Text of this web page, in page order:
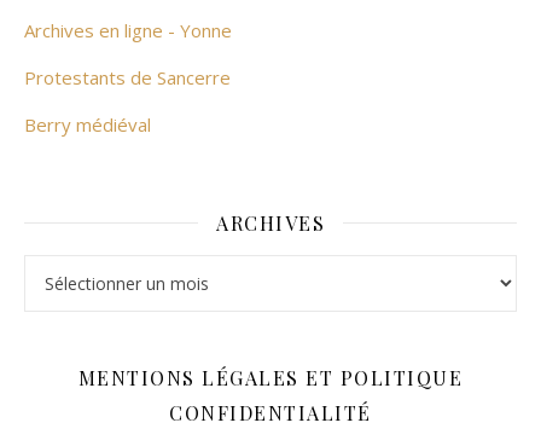
Archives en ligne - Yonne
Protestants de Sancerre
Berry médiéval
ARCHIVES
MENTIONS LÉGALES ET POLITIQUE
CONFIDENTIALITÉ